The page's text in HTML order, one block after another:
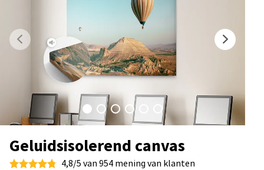
Geluidsisolerend canvas
4,8/5 van 954 mening van klanten